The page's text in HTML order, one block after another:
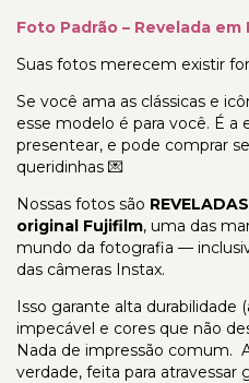
Foto Padrão – Revelada
Suas fotos merecem existir
Se você ama as clássicas e
esse modelo é para você. É a
presentear, e pode comprar
queridinhas 💌
Nossas fotos são
original Fujifilm, uma das
mundo da fotografia —
das câmeras Instax.
Isso garante alta durabilidade
impecável e cores que não
Nada de impressão comum.
verdade, feita para atravessar